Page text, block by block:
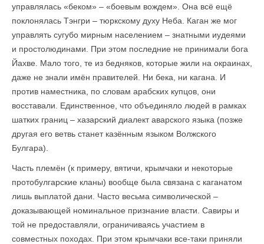
управлялась «беком» – «боевым вождем». Она всё ещё
поклонялась Тэнгри – тюркскому духу Неба. Каган же мог
управлять сугубо мирным населением – знатными иудеями
и простолюдинами. При этом последние не принимали бога
Йахве. Мало того, те из бедняков, которые жили на окраинах,
даже не знали имён правителей. Ни бека, ни кагана. И
против наместника, по словам арабских купцов, они
восставали. Единственное, что объединяло людей в рамках
шатких границ – хазарский диалект аварского языка (позже
другая его ветвь станет казённым языком Волжского
Булгара).
Часть племён (к примеру, вятичи, крымчаки и некоторые
протобулгарские кланы) вообще была связана с каганатом
лишь выплатой дани. Часто весьма символической –
доказывающей номинальное признание власти. Савиры и
той не предоставляли, ограничиваясь участием в
совместных походах. При этом крымчаки все-таки приняли